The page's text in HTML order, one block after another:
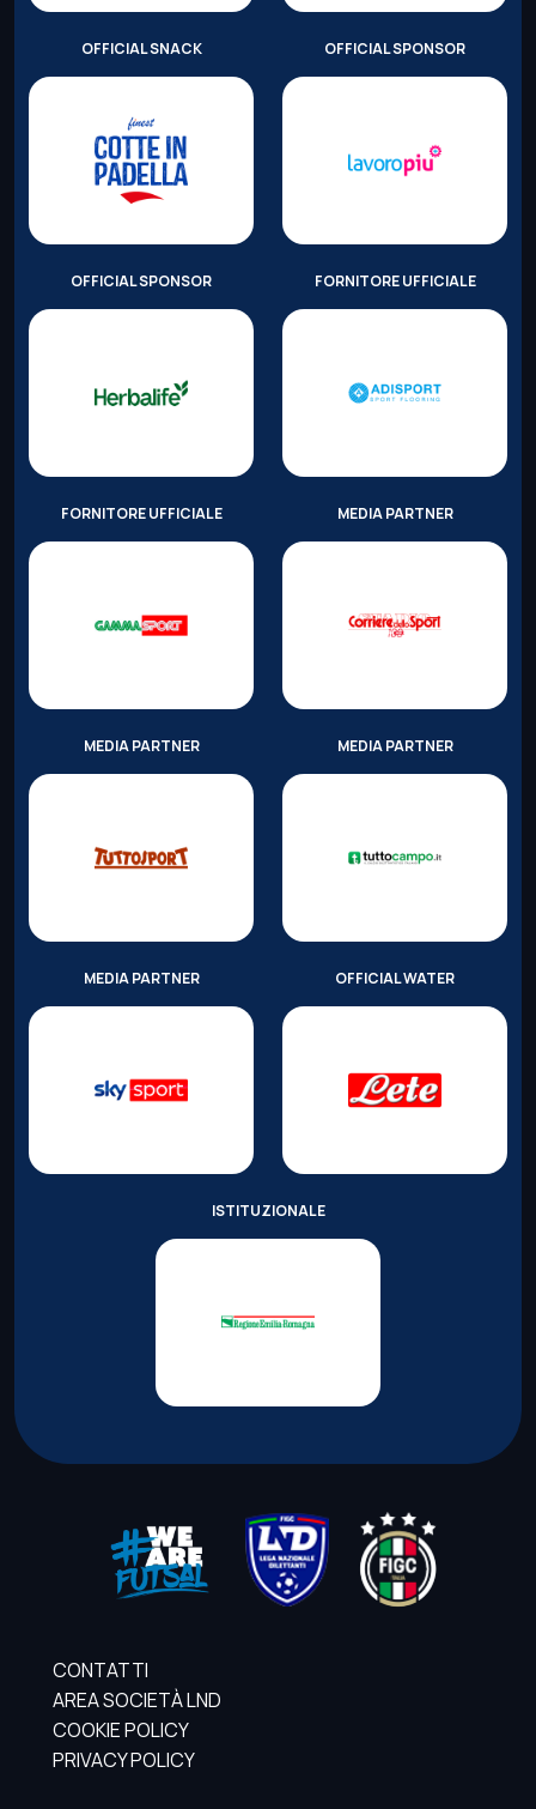
OFFICIAL SNACK OFFICIAL SPONSOR
OFFICIAL SPONSOR FORNITORE UFFICIALE
FORNITORE UFFICIALE MEDIA PARTNER
MEDIA PARTNER MEDIA PARTNER
MEDIA PARTNER OFFICIAL WATER
ISTITUZIONALE
CONTATTI
AREA SOCIETÀ LND
COOKIE POLICY
PRIVACY POLICY